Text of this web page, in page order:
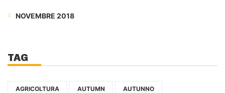
NOVEMBRE 2018
TAG
AGRICOLTURA AUTUMN AUTUNNO